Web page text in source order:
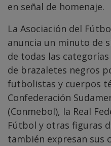
en señal de homenaje.
La Asociación del
anuncia un minuto de
de todas las
de brazaletes negros
futbolistas y cuerpos
Confederación
(Conmebol), la Real
Fútbol y otras figuras
también expresan sus